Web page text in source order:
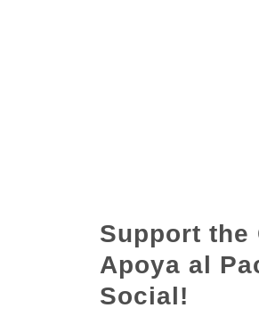
Support the
Apoya al
Social!